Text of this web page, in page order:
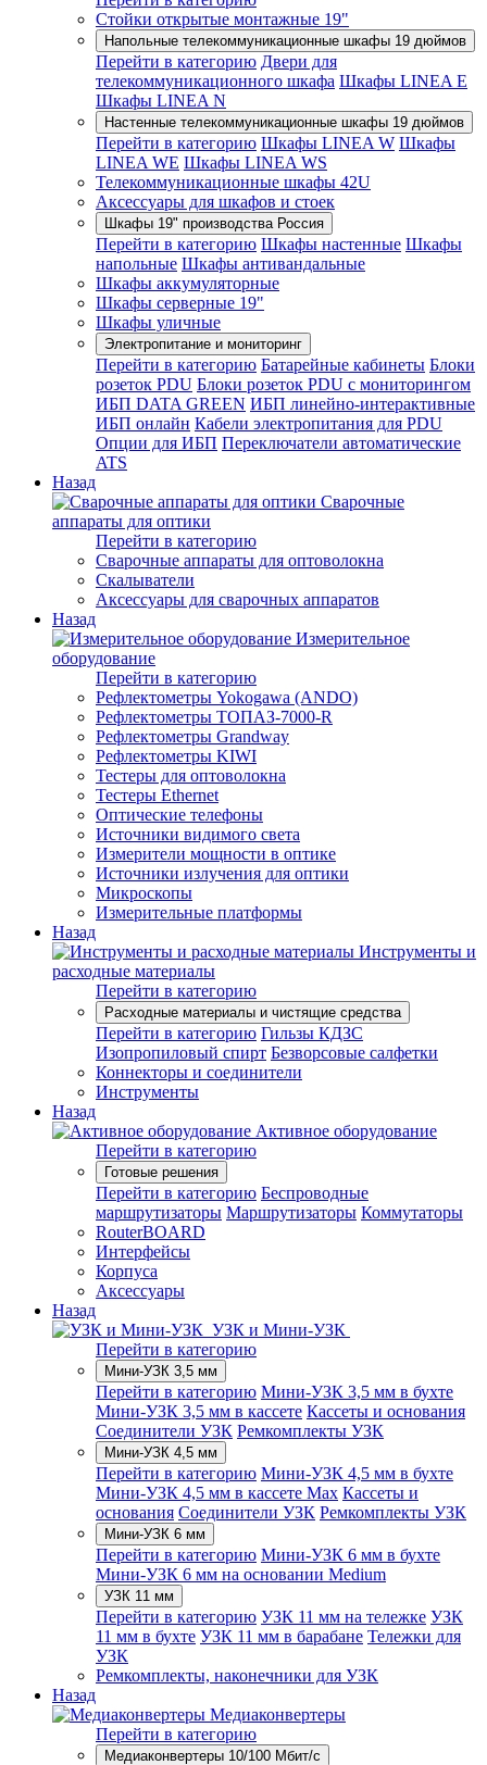
Стойки открытые монтажные 19"
Напольные телекоммуникационные шкафы 19 дюймов
Перейти в категорию Двери для
телекоммуникационного шкафа Шкафы LINEA E
Шкафы LINEA N
Настенные телекоммуникационные шкафы 19 дюймов
Перейти в категорию Шкафы LINEA W Шкафы
LINEA WE Шкафы LINEA WS
Телекоммуникационные шкафы 42U
Аксессуары для шкафов и стоек
Шкафы 19" производства Россия
Перейти в категорию Шкафы настенные Шкафы
напольные Шкафы антивандальные
Шкафы аккумуляторные
Шкафы серверные 19"
Шкафы уличные
Электропитание и мониторинг
Перейти в категорию Батарейные кабинеты Блоки
розеток PDU Блоки розеток PDU с мониторингом
ИБП DATA GREEN ИБП линейно-интерактивные
ИБП онлайн Кабели электропитания для PDU
Опции для ИБП Переключатели автоматические
ATS
Назад
Сварочные
аппараты для оптики
Перейти в категорию
Сварочные аппараты для оптоволокна
Скалыватели
Аксессуары для сварочных аппаратов
Назад
Измерительное
оборудование
Перейти в категорию
Рефлектометры Yokogawa (ANDO)
Рефлектометры ТОПАЗ-7000-R
Рефлектометры Grandway
Рефлектометры KIWI
Тестеры для оптоволокна
Тестеры Ethernet
Оптические телефоны
Источники видимого света
Измерители мощности в оптике
Источники излучения для оптики
Микроскопы
Измерительные платформы
Назад
Инструменты и
расходные материалы
Перейти в категорию
Расходные материалы и чистящие средства
Перейти в категорию Гильзы КДЗС
Изопропиловый спирт Безворсовые салфетки
Коннекторы и соединители
Инструменты
Назад
Активное оборудование
Перейти в категорию
Готовые решения
Перейти в категорию Беспроводные
маршрутизаторы Маршрутизаторы Коммутаторы
RouterBOARD
Интерфейсы
Корпуса
Аксессуары
Назад
УЗК и Мини-УЗК
Перейти в категорию
Мини-УЗК 3,5 мм
Перейти в категорию Мини-УЗК 3,5 мм в бухте
Мини-УЗК 3,5 мм в кассете Кассеты и основания
Соединители УЗК Ремкомплекты УЗК
Мини-УЗК 4,5 мм
Перейти в категорию Мини-УЗК 4,5 мм в бухте
Мини-УЗК 4,5 мм в кассете Max Кассеты и
основания Соединители УЗК Ремкомплекты УЗК
Мини-УЗК 6 мм
Перейти в категорию Мини-УЗК 6 мм в бухте
Мини-УЗК 6 мм на основании Medium
УЗК 11 мм
Перейти в категорию УЗК 11 мм на тележке УЗК
11 мм в бухте УЗК 11 мм в барабане Тележки для
УЗК
Ремкомплекты, наконечники для УЗК
Назад
Медиаконвертеры
Перейти в категорию
Медиаконвертеры 10/100 Мбит/с